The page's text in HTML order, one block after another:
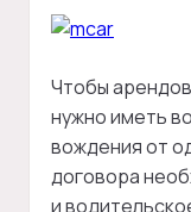
Чтобы
нужно иметь
вождения от
договора
и